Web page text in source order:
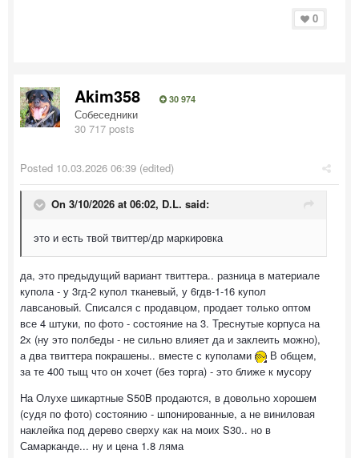
0
Akim358 30 974
Собеседники
30 717 posts
Posted 10.03.2026 06:39 (edited)
On 3/10/2026 at 06:02, D.L. said:
это и есть твой твиттер/др маркировка
да, это предыдущий вариант твиттера.. разница в материале
купола - у 3гд-2 купол тканевый, у 6гдв-1-16 купол
лавсановый. Списался с продавцом, продает только оптом
все 4 штуки, по фото - состояние на 3. Треснутые корпуса на
2х (ну это полбеды - не сильно влияет да и заклеить можно),
а два твиттера покрашены.. вместе с куполами
В общем,
за те 400 тыщ что он хочет (без торга) - это ближе к мусору
На Олухе шикартные S50B продаются, в довольно хорошем
(судя по фото) состоянию - шпонированные, а не виниловая
наклейка под дерево сверху как на моих S30.. но в
Самарканде... ну и цена 1.8 ляма